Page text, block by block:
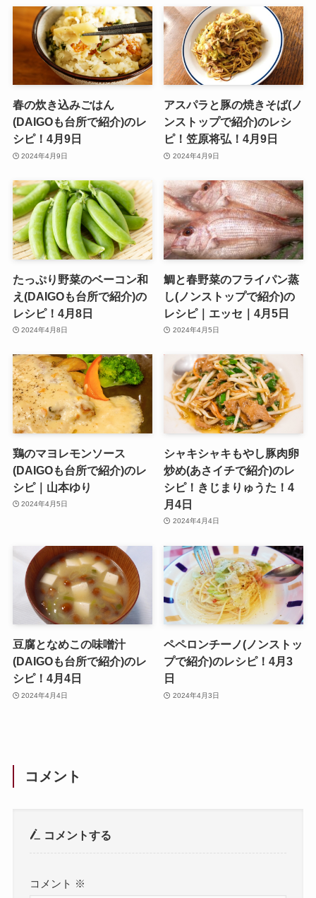
春の炊き込みごはん
(DAIGOも台所で紹介)のレ
シピ！4月9日
2024年4月9日
アスパラと豚の焼きそば(ノ
ンストップで紹介)のレシ
ピ！笠原将弘！4月9日
2024年4月9日
たっぷり野菜のベーコン和
え(DAIGOも台所で紹介)の
レシピ！4月8日
2024年4月8日
鯛と春野菜のフライパン蒸
し(ノンストップで紹介)の
レシピ｜エッセ｜4月5日
2024年4月5日
鶏のマヨレモンソース
(DAIGOも台所で紹介)のレ
シピ｜山本ゆり
2024年4月5日
シャキシャキもやし豚肉卵
炒め(あさイチで紹介)のレ
シピ！きじまりゅうた！4
月4日
2024年4月4日
豆腐となめこの味噌汁
(DAIGOも台所で紹介)のレ
シピ！4月4日
2024年4月4日
ペペロンチーノ(ノンストッ
プで紹介)のレシピ！4月3
日
2024年4月3日
コメント
コメントする
コメント ※